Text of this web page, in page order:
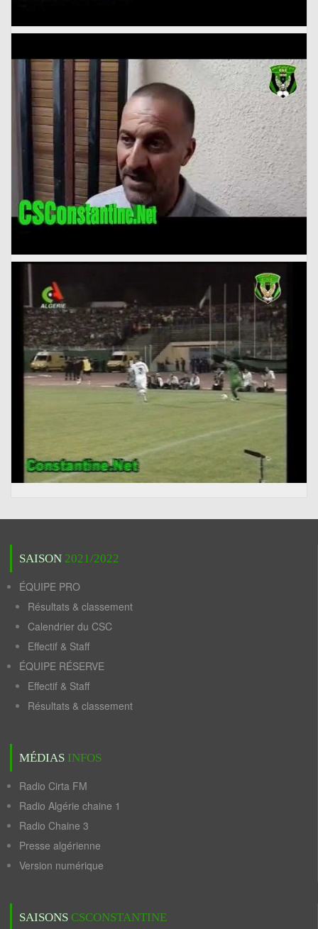
SAISON 2021/2022
ÉQUIPE PRO
Résultats & classement
Calendrier du CSC
Effectif & Staff
ÉQUIPE RÉSERVE
Effectif & Staff
Résultats & classement
MÉDIAS INFOS
Radio Cirta FM
Radio Algérie chaine 1
Radio Chaine 3
Presse algérienne
Version numérique
SAISONS CSCONSTANTINE